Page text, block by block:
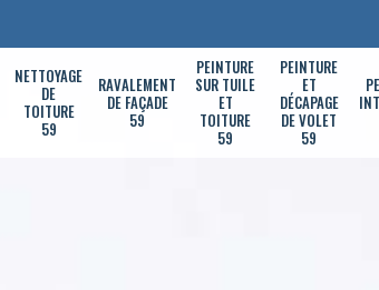
NETTOYAGE
DE
TOITURE
59
RAVALEMENT
DE FAÇADE
59
PEINTURE
SUR TUILE
ET
TOITURE
59
PEINTURE
ET
DÉCAPAGE
DE VOLET
59